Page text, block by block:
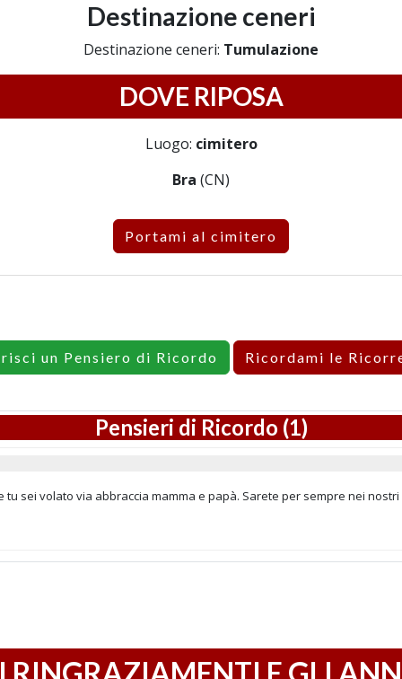
Destinazione ceneri
Destinazione ceneri: Tumulazione
DOVE RIPOSA
Luogo: cimitero
Bra (CN)
Portami al cimitero
un Pensiero di Ricordo Ricordami le
Pensieri di Ricordo (1)
tu sei volato via abbraccia mamma e papà. Sarete per sempre nei nostri